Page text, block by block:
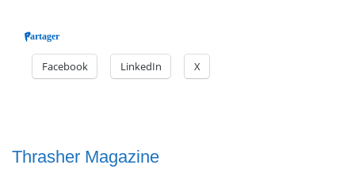
Groupe SOLS – Culture d’Horizons
A coté du Skatepark de Montelimar,
Partager
Facebook LinkedIn X
Thrasher Magazine